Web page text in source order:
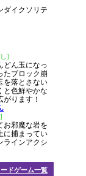
ダイクソリテ
]
どん玉になっ
たブロック崩
を落とさない
と色鮮やかな
ります！
お邪魔な岩を
に捕まってい
ラインアクシ
ドゲーム一覧